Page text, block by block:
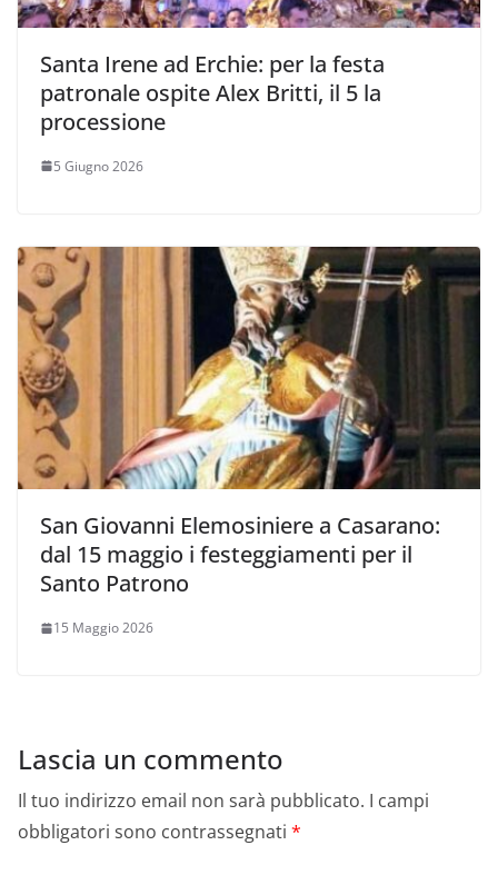
Santa Irene ad Erchie: per la festa
patronale ospite Alex Britti, il 5 la
processione
5 Giugno 2026
San Giovanni Elemosiniere a Casarano:
dal 15 maggio i festeggiamenti per il
Santo Patrono
15 Maggio 2026
Lascia un commento
Il tuo indirizzo email non sarà pubblicato. I campi
obbligatori sono contrassegnati *